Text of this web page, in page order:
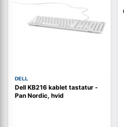
DELL
Dell KB216 kablet tastatur -
Pan Nordic, hvid